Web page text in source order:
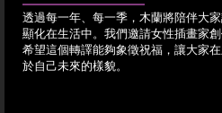
透過每一年、每一季，木蘭將陪伴大
顯化在生活中。我們邀請女性插畫家
希望這個轉譯能夠象徵祝福，讓大家
於自己未來的樣貌。